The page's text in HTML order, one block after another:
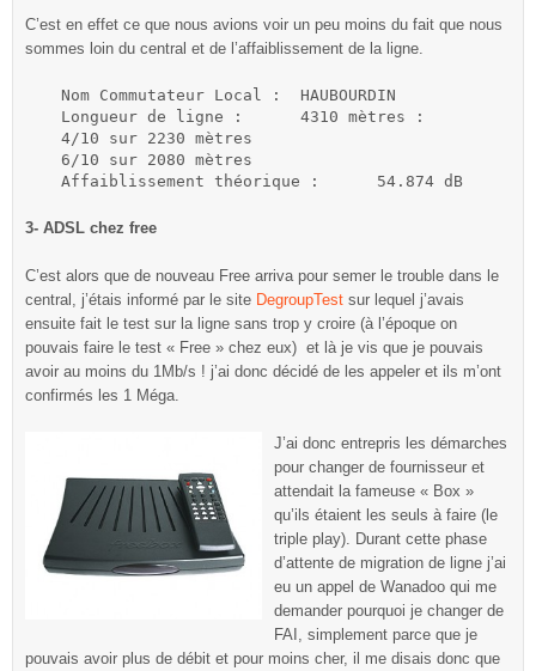
C’est en effet ce que nous avions voir un peu moins du fait que nous
sommes loin du central et de l’affaiblissement de la ligne.
Nom Commutateur Local :	 HAUBOURDIN
Longueur de ligne :	 4310 mètres :
4/10 sur 2230 mètres
6/10 sur 2080 mètres
Affaiblissement théorique :	 54.874 dB
3- ADSL chez free
C’est alors que de nouveau Free arriva pour semer le trouble dans le
central, j’étais informé par le site DegroupTest sur lequel j’avais
ensuite fait le test sur la ligne sans trop y croire (à l’époque on
pouvais faire le test « Free » chez eux) et là je vis que je pouvais
avoir au moins du 1Mb/s ! j’ai donc décidé de les appeler et ils m’ont
confirmés les 1 Méga.
J’ai donc entrepris les démarches
pour changer de fournisseur et
attendait la fameuse « Box »
qu’ils étaient les seuls à faire (le
triple play). Durant cette phase
d’attente de migration de ligne j’ai
eu un appel de Wanadoo qui me
demander pourquoi je changer de
FAI, simplement parce que je
pouvais avoir plus de débit et pour moins cher, il me disais donc que